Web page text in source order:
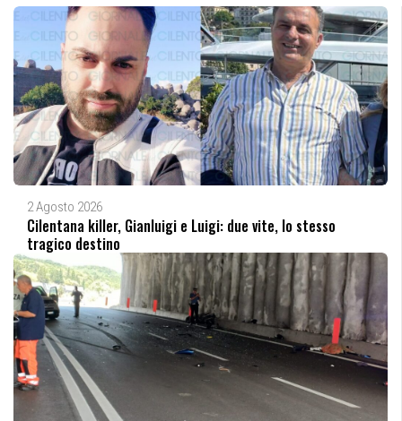
2 Agosto 2026
Cilentana killer, Gianluigi e Luigi: due vite, lo stesso
tragico destino